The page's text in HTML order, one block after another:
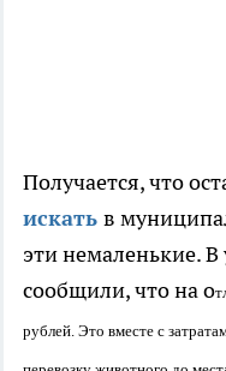
Получается, что
искать в
эти немаленькие.
сообщили, что на о
рублей. Это вместе с